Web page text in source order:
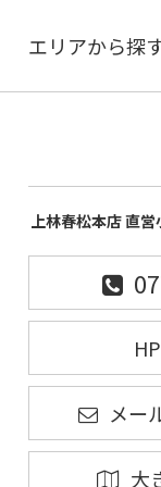
エリアから探
上林春松本店 直
メー
大